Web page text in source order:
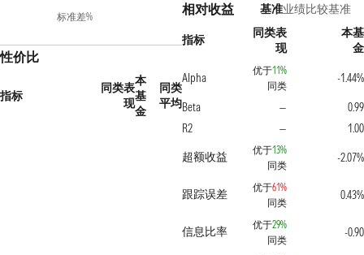
标准差%
性价比
指标
同类表
现
本
基
金
同类
平均
相对收益 基准业绩比较基准
指标
同类表
现
本基
金
Alpha
优于11%
同类
-1.44%
Beta
—
0.99
R2
—
1.00
超额收益
优于13%
同类
-2.07%
跟踪误差 优于61%
同类
0.43%
信息比率 优于29%
同类
-0.90